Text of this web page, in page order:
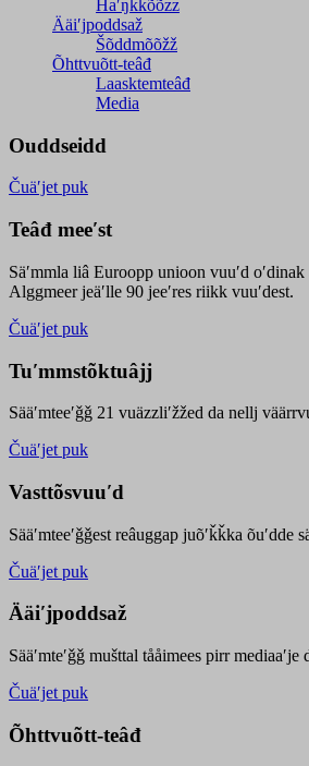
Haʹŋǩǩõõzz
Ääiʹjpoddsaž
Šõddmõõžž
Õhttvuõtt-teâđ
Laasktemteâđ
Media
Ouddseidd
Čuäʹjet puk
Teâđ meeʹst
Säʹmmla liâ Euroopp unioon vuuʹd
Alggmeer jeäʹlle 90 jeeʹres riikk vuuʹdest.
Čuäʹjet puk
Tuʹmmstõktuâjj
Sääʹmteeʹǧǧ 21 vuäzzliʹžžed da nellj
Čuäʹjet puk
Vasttõsvuuʹd
Sääʹmteeʹǧǧest reâuggap juõʹǩǩka õuʹdde
Čuäʹjet puk
Ääiʹjpoddsaž
Sääʹmteʹǧǧ mušttal tååimees pirr
Čuäʹjet puk
Õhttvuõtt-teâđ